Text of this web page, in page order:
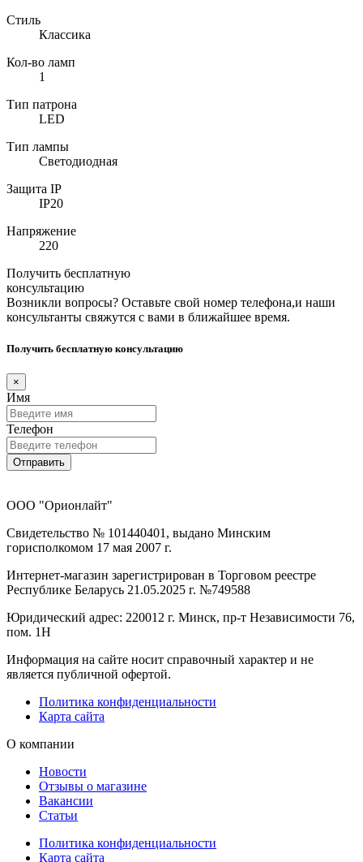
Стиль
Классика
Кол-во ламп
1
Тип патрона
LED
Тип лампы
Светодиодная
Защита IP
IP20
Напряжение
220
Получить бесплатную
консультацию
Возникли вопросы? Оставьте свой номер телефона,и наши
консультанты свяжутся с вами в ближайшее время.
Получить бесплатную консультацию
×
Имя
Телефон
Отправить
ООО "Орионлайт"
Свидетельство № 101440401, выдано Минским
горисполкомом 17 мая 2007 г.
Интернет-магазин зарегистрирован в Торговом реестре
Республике Беларусь 21.05.2025 г. №749588
Юридический адрес: 220012 г. Минск, пр-т Независимости 76,
пом. 1Н
Информация на сайте носит справочный характер и не
является публичной офертой.
Политика конфиденциальности
Карта сайта
О компании
Новости
Отзывы о магазине
Вакансии
Статьи
Политика конфиденциальности
Карта сайта